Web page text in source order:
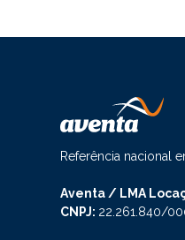
Referência nacional
Aventa / LMA
CNPJ: 22.261.840/